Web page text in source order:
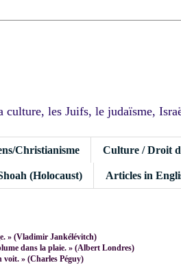
les Juifs, le judaïsme,
Christianisme Culture / Droit
(Holocaust) Articles in
» (Vladimir Jankélévitch)
dans la plaie. » (Albert Londres)
voit. » (Charles Péguy)